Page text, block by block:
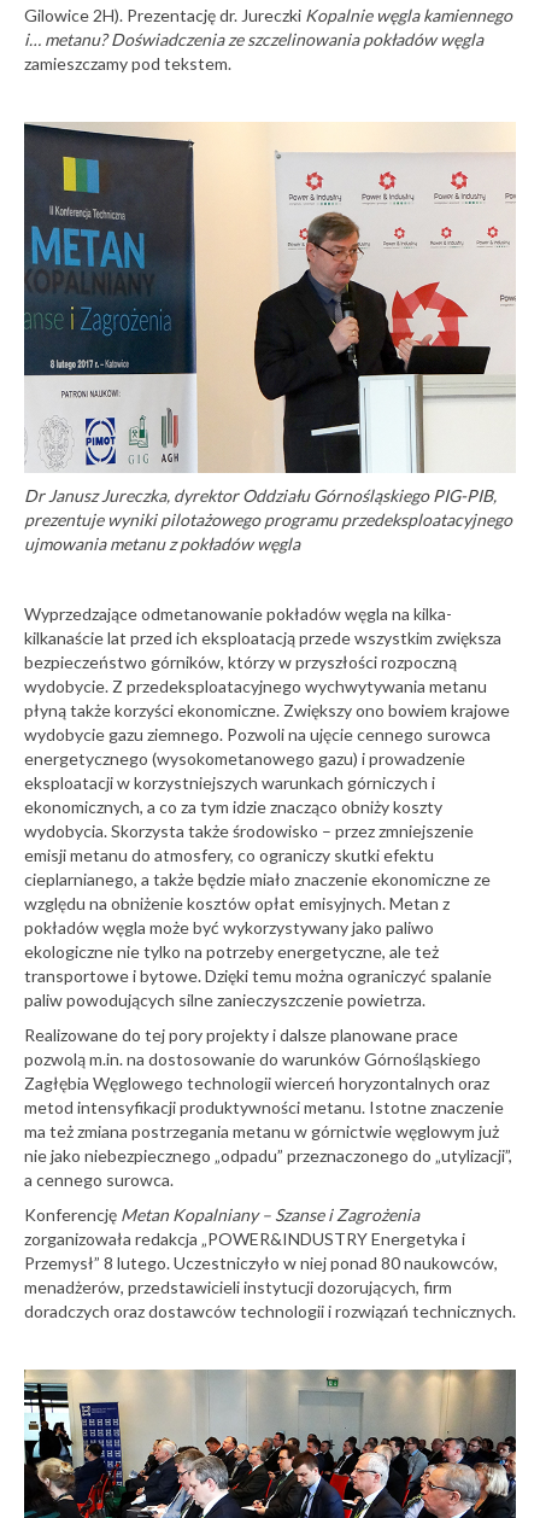
Gilowice 2H). Prezentację dr. Jureczki Kopalnie węgla kamiennego
i… metanu? Doświadczenia ze szczelinowania pokładów węgla
zamieszczamy pod tekstem.
Dr Janusz Jureczka, dyrektor Oddziału Górnośląskiego PIG-PIB,
prezentuje wyniki pilotażowego programu przedeksploatacyjnego
ujmowania metanu z pokładów węgla
Wyprzedzające odmetanowanie pokładów węgla na kilka-
kilkanaście lat przed ich eksploatacją przede wszystkim zwiększa
bezpieczeństwo górników, którzy w przyszłości rozpoczną
wydobycie. Z przedeksploatacyjnego wychwytywania metanu
płyną także korzyści ekonomiczne. Zwiększy ono bowiem krajowe
wydobycie gazu ziemnego. Pozwoli na ujęcie cennego surowca
energetycznego (wysokometanowego gazu) i prowadzenie
eksploatacji w korzystniejszych warunkach górniczych i
ekonomicznych, a co za tym idzie znacząco obniży koszty
wydobycia. Skorzysta także środowisko – przez zmniejszenie
emisji metanu do atmosfery, co ograniczy skutki efektu
cieplarnianego, a także będzie miało znaczenie ekonomiczne ze
względu na obniżenie kosztów opłat emisyjnych. Metan z
pokładów węgla może być wykorzystywany jako paliwo
ekologiczne nie tylko na potrzeby energetyczne, ale też
transportowe i bytowe. Dzięki temu można ograniczyć spalanie
paliw powodujących silne zanieczyszczenie powietrza.
Realizowane do tej pory projekty i dalsze planowane prace
pozwolą m.in. na dostosowanie do warunków Górnośląskiego
Zagłębia Węglowego technologii wierceń horyzontalnych oraz
metod intensyfikacji produktywności metanu. Istotne znaczenie
ma też zmiana postrzegania metanu w górnictwie węglowym już
nie jako niebezpiecznego „odpadu” przeznaczonego do „utylizacji”,
a cennego surowca.
Konferencję Metan Kopalniany – Szanse i Zagrożenia
zorganizowała redakcja „POWER&INDUSTRY Energetyka i
Przemysł” 8 lutego. Uczestniczyło w niej ponad 80 naukowców,
menadżerów, przedstawicieli instytucji dozorujących, firm
doradczych oraz dostawców technologii i rozwiązań technicznych.